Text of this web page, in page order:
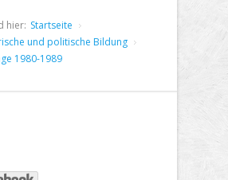
hier: Startseite
und politische Bildung
1980-1989